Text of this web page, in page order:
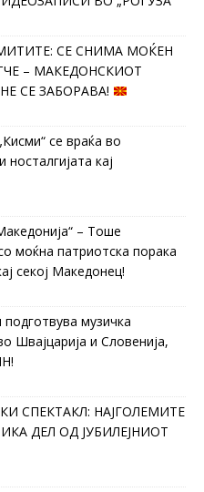
СЕ СНИМА МОЌЕН
– МАКЕДОНСКИОТ
СЕ ЗАБОРАВА!
се враќа во
кај
– Тоше
моќна патриотска порака
секој Македонец!
музичка
Швајцарија и Словенија,
СПЕКТАКЛ: НАЈГОЛЕМИТЕ
ДЕЛ ОД ЈУБИЛЕЈНИОТ